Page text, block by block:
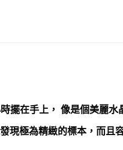
擺在手上， 像是個美麗水
現極為精緻的標本，而且